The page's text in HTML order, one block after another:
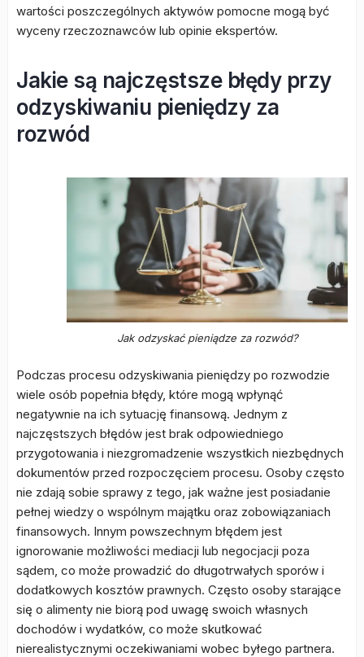
wartości poszczególnych aktywów pomocne mogą być
wyceny rzeczoznawców lub opinie ekspertów.
Jakie są najczęstsze błędy przy
odzyskiwaniu pieniędzy za
rozwód
Jak odzyskać pieniądze za rozwód?
Podczas procesu odzyskiwania pieniędzy po rozwodzie
wiele osób popełnia błędy, które mogą wpłynąć
negatywnie na ich sytuację finansową. Jednym z
najczęstszych błędów jest brak odpowiedniego
przygotowania i niezgromadzenie wszystkich niezbędnych
dokumentów przed rozpoczęciem procesu. Osoby często
nie zdają sobie sprawy z tego, jak ważne jest posiadanie
pełnej wiedzy o wspólnym majątku oraz zobowiązaniach
finansowych. Innym powszechnym błędem jest
ignorowanie możliwości mediacji lub negocjacji poza
sądem, co może prowadzić do długotrwałych sporów i
dodatkowych kosztów prawnych. Często osoby starające
się o alimenty nie biorą pod uwagę swoich własnych
dochodów i wydatków, co może skutkować
nierealistycznymi oczekiwaniami wobec byłego partnera.